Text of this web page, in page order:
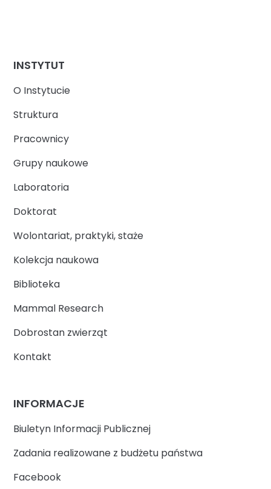
INSTYTUT
O Instytucie
Struktura
Pracownicy
Grupy naukowe
Laboratoria
Doktorat
Wolontariat, praktyki, staże
Kolekcja naukowa
Biblioteka
Mammal Research
Dobrostan zwierząt
Kontakt
INFORMACJE
Biuletyn Informacji Publicznej
Zadania realizowane z budżetu państwa
Facebook